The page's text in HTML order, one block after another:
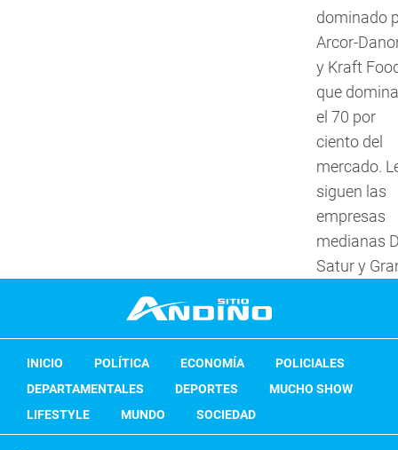
dominado
Arcor-
y Kraft
que
el 70 por
ciento del
mercado.
siguen las
empresas
medianas
Satur y
INICIO POLÍTICA ECONOMÍA
POLICIALES
DEPARTAMENTALES
DEPORTES
MUCHO SHOW
LIFESTYLE
MUNDO SOCIEDAD